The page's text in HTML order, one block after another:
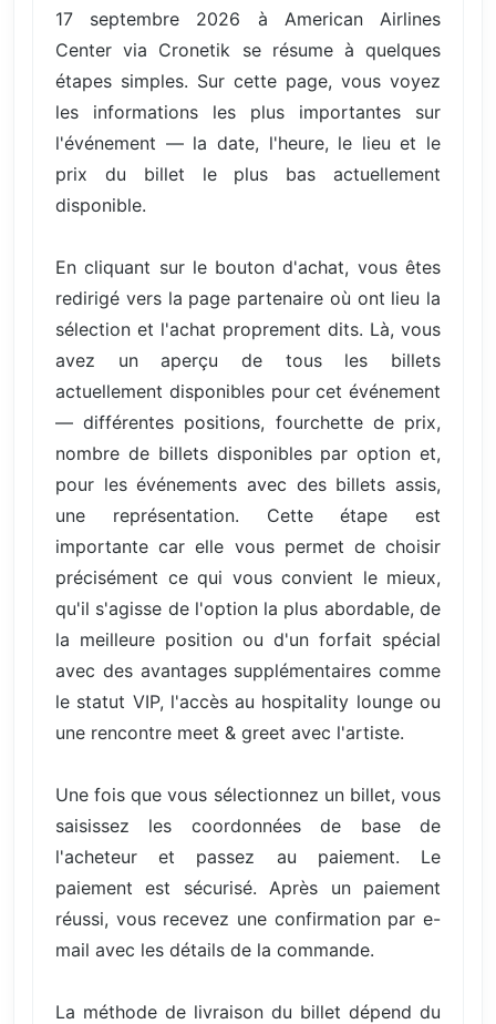
17 septembre 2026 à American Airlines
Center via Cronetik se résume à quelques
étapes simples. Sur cette page, vous voyez
les informations les plus importantes sur
l'événement — la date, l'heure, le lieu et le
prix du billet le plus bas actuellement
disponible.
En cliquant sur le bouton d'achat, vous êtes
redirigé vers la page partenaire où ont lieu la
sélection et l'achat proprement dits. Là, vous
avez un aperçu de tous les billets
actuellement disponibles pour cet événement
— différentes positions, fourchette de prix,
nombre de billets disponibles par option et,
pour les événements avec des billets assis,
une représentation. Cette étape est
importante car elle vous permet de choisir
précisément ce qui vous convient le mieux,
qu'il s'agisse de l'option la plus abordable, de
la meilleure position ou d'un forfait spécial
avec des avantages supplémentaires comme
le statut VIP, l'accès au hospitality lounge ou
une rencontre meet & greet avec l'artiste.
Une fois que vous sélectionnez un billet, vous
saisissez les coordonnées de base de
l'acheteur et passez au paiement. Le
paiement est sécurisé. Après un paiement
réussi, vous recevez une confirmation par e-
mail avec les détails de la commande.
La méthode de livraison du billet dépend du